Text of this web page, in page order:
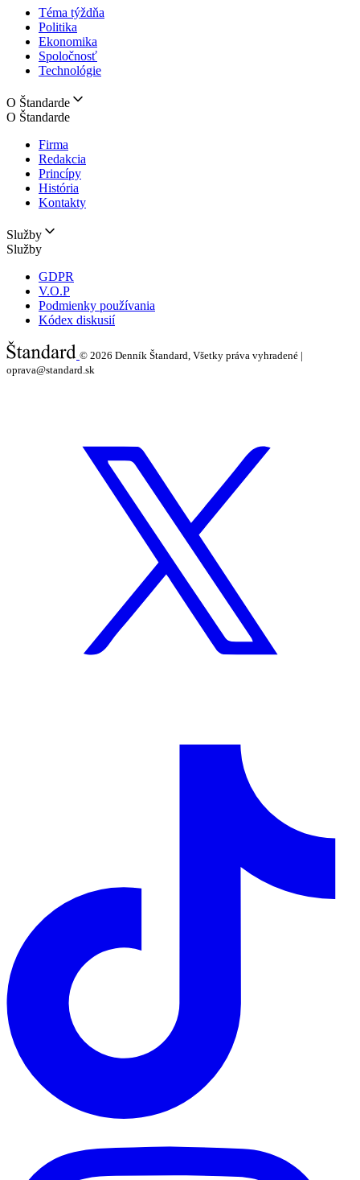
Téma týždňa
Politika
Ekonomika
Spoločnosť
Technológie
O Štandarde
O Štandarde
Firma
Redakcia
Princípy
História
Kontakty
Služby
Služby
GDPR
V.O.P
Podmienky používania
Kódex diskusií
© 2026 Denník Štandard, Všetky práva vyhradené |
oprava@standard.sk